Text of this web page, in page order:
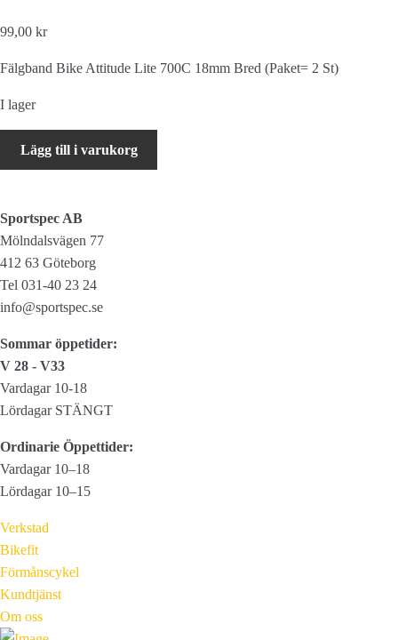
99,00 kr
Fälgband Bike Attitude Lite 700C 18mm Bred (Paket= 2 St)
I lager
Attitude
mängd
Lägg till i varukorg
Sportspec AB
Mölndalsvägen 77
412 63 Göteborg
Tel 031-40 23 24
info@sportspec.se
Sommar öppetider:
V 28 - V33
Vardagar 10-18
Lördagar STÄNGT
Ordinarie Öppettider:
Vardagar 10–18
Lördagar 10–15
Verkstad
Bikefit
Förmånscykel
Kundtjänst
Om oss